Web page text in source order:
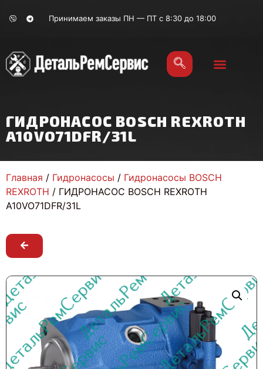
Принимаем заказы ПН — ПТ с 8:30 до 18:00
ГИДРОНАСОС BOSCH REXROTH
A10VO71DFR/31L
Главная / Гидронасосы / Гидронасосы BOSCH
REXROTH / ГИДРОНАСОС BOSCH REXROTH
A10VO71DFR/31L